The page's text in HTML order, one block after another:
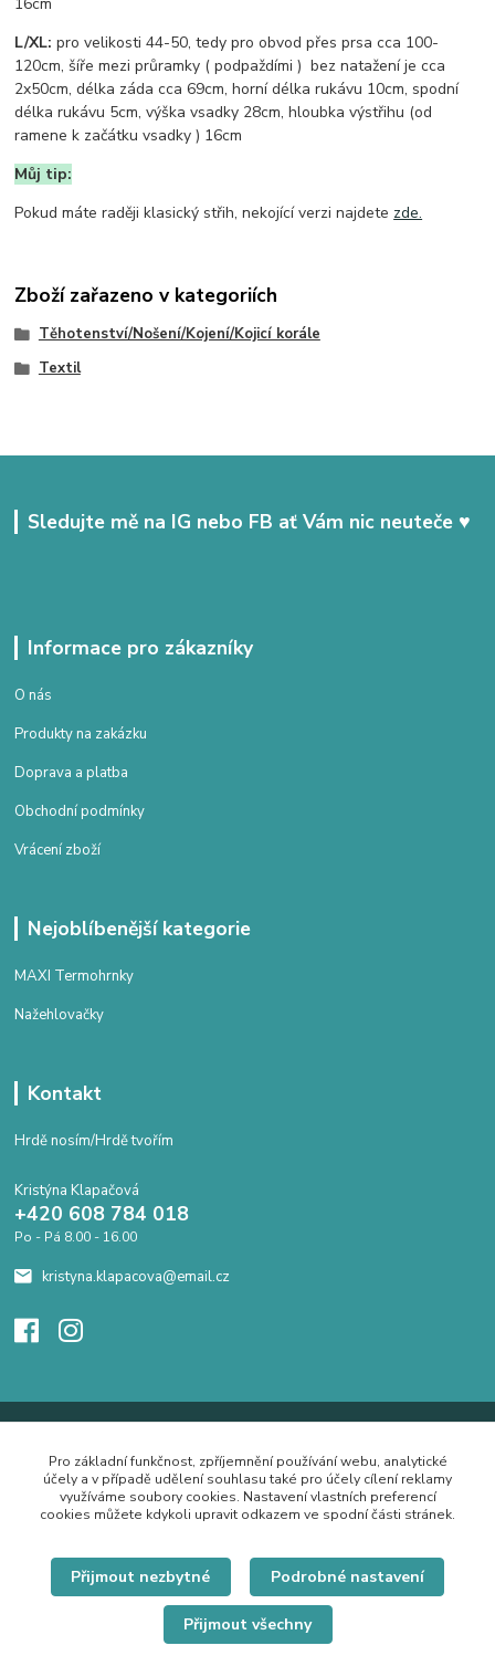
L/XL:pro velikosti 44-50, tedy pro obvod přes prsa cca 100-
120cm, šíře mezi průramky ( podpaždími ) bez natažení je cca
2x50cm, délka záda cca 69cm, horní délka rukávu 10cm, spodní
délka rukávu 5cm, výška vsadky 28cm, hloubka výstřihu (od
ramene k začátku vsadky ) 16cm
Můj tip:
Pokud máte raději klasický střih, nekojící verzi najdete zde.
Zboží zařazeno v kategoriích
Těhotenství/Nošení/Kojení/Kojicí korále
Textil
Sledujte mě na IG nebo FB ať Vám nic neuteče ♥
Informace pro zákazníky
O nás
Produkty na zakázku
Doprava a platba
Obchodní podmínky
Vrácení zboží
Nejoblíbenější kategorie
MAXI Termohrnky
Nažehlovačky
Kontakt
Hrdě nosím/Hrdě tvořím
Kristýna Klapačová
+420 608 784 018
Po - Pá 8.00 - 16.00
kristyna.klapacova@email.cz
Pro základní funkčnost, zpříjemnění používání webu, analytické
účely a v případě udělení souhlasu také pro účely cílení reklamy
využíváme soubory cookies. Nastavení vlastních preferencí
cookies můžete kdykoli upravit odkazem ve spodní části stránek.
Přijmout nezbytné Podrobné nastavení
Přijmout všechny